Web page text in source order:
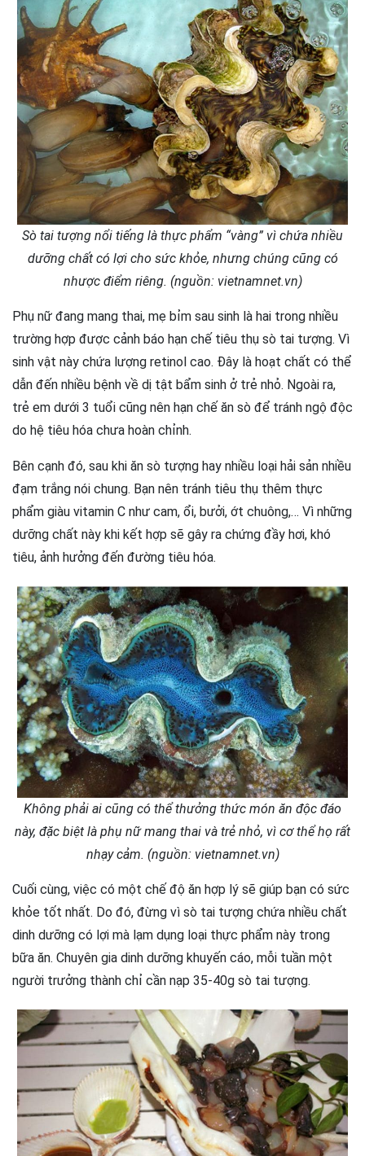
Sò tai tượng nổi tiếng là thực phẩm “vàng” vì chứa nhiều
dưỡng chất có lợi cho sức khỏe, nhưng chúng cũng có
nhược điểm riêng. (nguồn: vietnamnet.vn)
Phụ nữ đang mang thai, mẹ bỉm sau sinh là hai trong nhiều
trường hợp được cảnh báo hạn chế tiêu thụ sò tai tượng. Vì
sinh vật này chứa lượng retinol cao. Đây là hoạt chất có thể
dẫn đến nhiều bệnh về dị tật bẩm sinh ở trẻ nhỏ. Ngoài ra,
trẻ em dưới 3 tuổi cũng nên hạn chế ăn sò để tránh ngộ độc
do hệ tiêu hóa chưa hoàn chỉnh.
Bên cạnh đó, sau khi ăn sò tượng hay nhiều loại hải sản nhiều
đạm trắng nói chung. Bạn nên tránh tiêu thụ thêm thực
phẩm giàu vitamin C như cam, ổi, bưởi, ớt chuông,… Vì những
dưỡng chất này khi kết hợp sẽ gây ra chứng đầy hơi, khó
tiêu, ảnh hưởng đến đường tiêu hóa.
Không phải ai cũng có thể thưởng thức món ăn độc đáo
này, đặc biệt là phụ nữ mang thai và trẻ nhỏ, vì cơ thể họ rất
nhạy cảm. (nguồn: vietnamnet.vn)
Cuối cùng, việc có một chế độ ăn hợp lý sẽ giúp bạn có sức
khỏe tốt nhất. Do đó, đừng vì sò tai tượng chứa nhiều chất
dinh dưỡng có lợi mà lạm dụng loại thực phẩm này trong
bữa ăn. Chuyên gia dinh dưỡng khuyến cáo, mỗi tuần một
người trưởng thành chỉ cần nạp 35-40g sò tai tượng.